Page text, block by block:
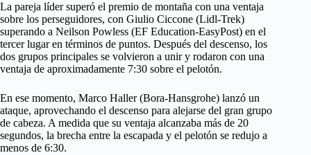
La pareja líder superó el premio de montaña con una ventaja
sobre los perseguidores, con Giulio Ciccone (Lidl-Trek)
superando a Neilson Powless (EF Education-EasyPost) en el
tercer lugar en términos de puntos. Después del descenso, los
dos grupos principales se volvieron a unir y rodaron con una
ventaja de aproximadamente 7:30 sobre el pelotón.
En ese momento, Marco Haller (Bora-Hansgrohe) lanzó un
ataque, aprovechando el descenso para alejarse del gran grupo
de cabeza. A medida que su ventaja alcanzaba más de 20
segundos, la brecha entre la escapada y el pelotón se redujo a
menos de 6:30.